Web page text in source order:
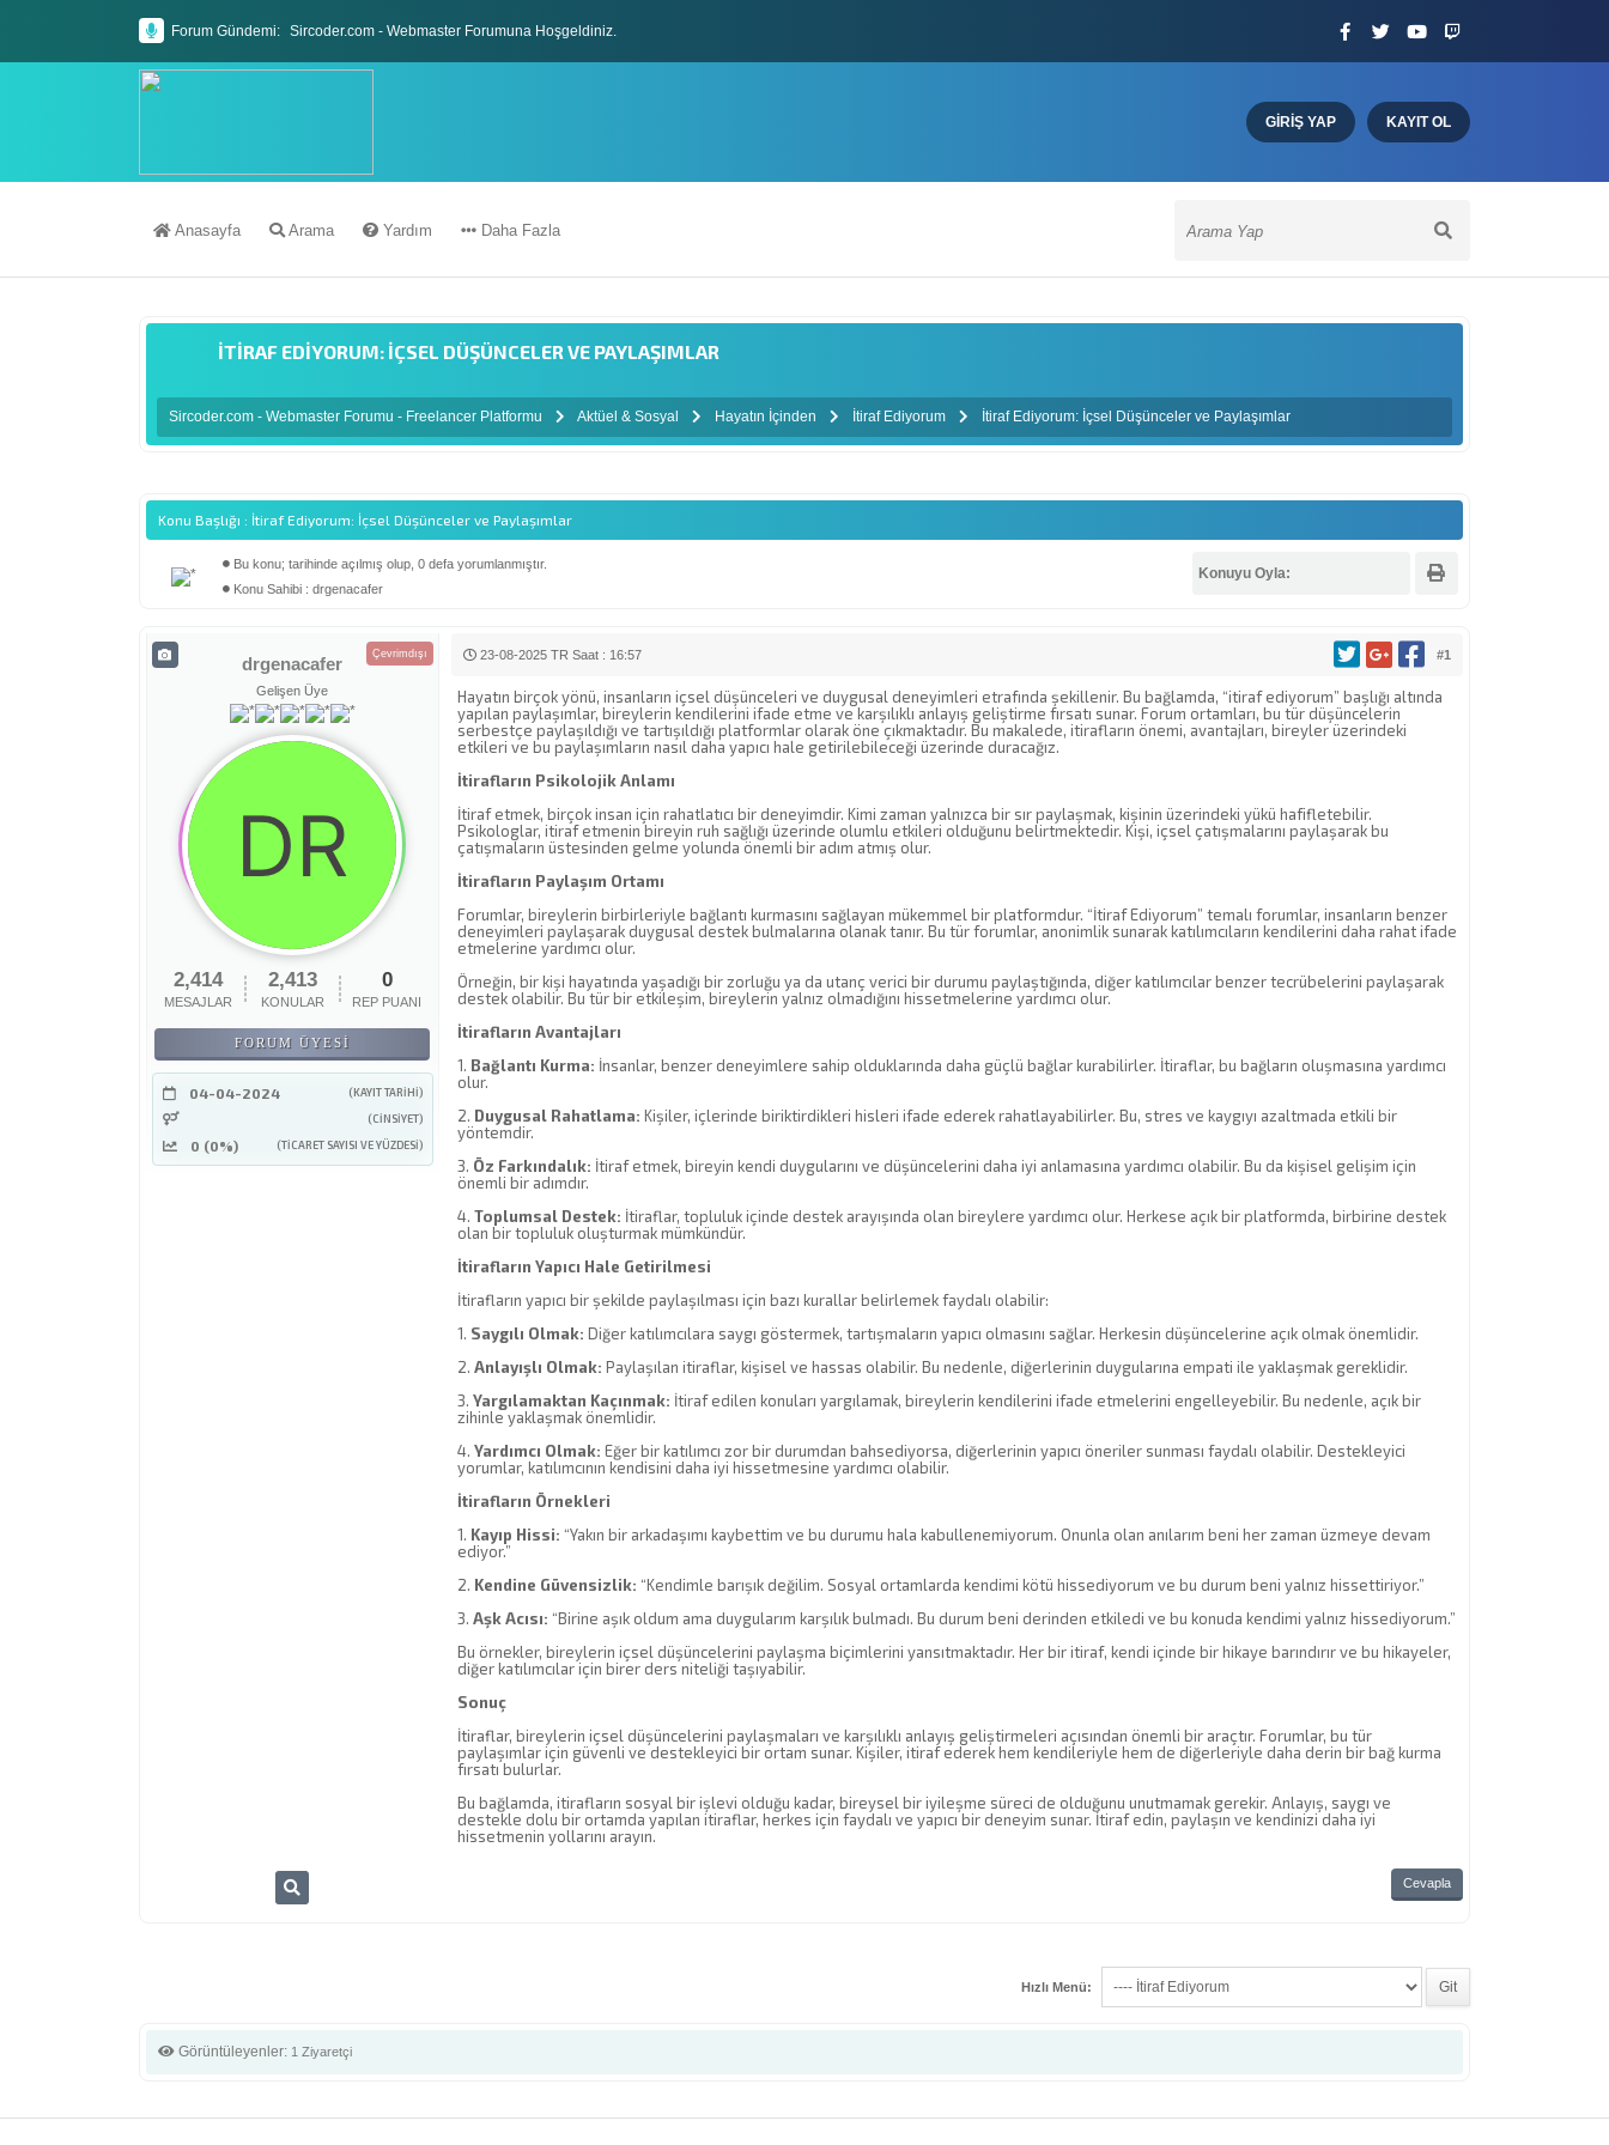
Forum Gündemi: Sircoder.com - Webmaster Forumuna Hoşgeldiniz.
Sircoder.com Webmaster Forumu Kuralları
GIRIŞ YAP KAYIT OL
Anasayfa Arama Yardım Daha Fazla
Sircoder.com - Webmaster Forumu - Freelancer Platformu Aktüel & Sosyal Hayatın İçinden İtiraf Ediyorum İtiraf Ediyorum: İçsel Düşünceler ve Paylaşımlar
İTIRAF EDIYORUM: İÇSEL DÜŞÜNCELER VE PAYLAŞIMLAR
Konu Başlığı : İtiraf Ediyorum: İçsel Düşünceler ve Paylaşımlar
Bu konu; tarihinde açılmış olup, 0 defa yorumlanmıştır.
Konu Sahibi : drgenacafer
Konuyu Oyla:
Derecelendirme: 0/5 - 0 oy
Çevrimdışı
drgenacafer
Gelişen Üye
2,414
MESAJLAR
2,413
KONULAR
0
REP PUANI
FORUM ÜYESI
04-04-2024
(KAYIT TARIHI)
(CINSIYET)
0 (0%) (TICARET SAYISI VE YÜZDESI)
#1
23-08-2025 TR Saat : 16:57
Hayatın birçok yönü, insanların içsel düşünceleri ve duygusal deneyimleri etrafında şekillenir. Bu bağlamda, “itiraf ediyorum” başlığı altında
yapılan paylaşımlar, bireylerin kendilerini ifade etme ve karşılıklı anlayış geliştirme fırsatı sunar. Forum ortamları, bu tür düşüncelerin
serbestçe paylaşıldığı ve tartışıldığı platformlar olarak öne çıkmaktadır. Bu makalede, itirafların önemi, avantajları, bireyler üzerindeki
etkileri ve bu paylaşımların nasıl daha yapıcı hale getirilebileceği üzerinde duracağız.
İtirafların Psikolojik Anlamı
İtiraf etmek, birçok insan için rahatlatıcı bir deneyimdir. Kimi zaman yalnızca bir sır paylaşmak, kişinin üzerindeki yükü hafifletebilir.
Psikologlar, itiraf etmenin bireyin ruh sağlığı üzerinde olumlu etkileri olduğunu belirtmektedir. Kişi, içsel çatışmalarını paylaşarak bu
çatışmaların üstesinden gelme yolunda önemli bir adım atmış olur.
İtirafların Paylaşım Ortamı
Forumlar, bireylerin birbirleriyle bağlantı kurmasını sağlayan mükemmel bir platformdur. “İtiraf Ediyorum” temalı forumlar, insanların benzer
deneyimleri paylaşarak duygusal destek bulmalarına olanak tanır. Bu tür forumlar, anonimlik sunarak katılımcıların kendilerini daha rahat ifade
etmelerine yardımcı olur.
Örneğin, bir kişi hayatında yaşadığı bir zorluğu ya da utanç verici bir durumu paylaştığında, diğer katılımcılar benzer tecrübelerini paylaşarak
destek olabilir. Bu tür bir etkileşim, bireylerin yalnız olmadığını hissetmelerine yardımcı olur.
İtirafların Avantajları
1. Bağlantı Kurma: İnsanlar, benzer deneyimlere sahip olduklarında daha güçlü bağlar kurabilirler. İtiraflar, bu bağların oluşmasına yardımcı
olur.
2. Duygusal Rahatlama: Kişiler, içlerinde biriktirdikleri hisleri ifade ederek rahatlayabilirler. Bu, stres ve kaygıyı azaltmada etkili bir
yöntemdir.
3. Öz Farkındalık: İtiraf etmek, bireyin kendi duygularını ve düşüncelerini daha iyi anlamasına yardımcı olabilir. Bu da kişisel gelişim için
önemli bir adımdır.
4. Toplumsal Destek: İtiraflar, topluluk içinde destek arayışında olan bireylere yardımcı olur. Herkese açık bir platformda, birbirine destek
olan bir topluluk oluşturmak mümkündür.
İtirafların Yapıcı Hale Getirilmesi
İtirafların yapıcı bir şekilde paylaşılması için bazı kurallar belirlemek faydalı olabilir:
1. Saygılı Olmak: Diğer katılımcılara saygı göstermek, tartışmaların yapıcı olmasını sağlar. Herkesin düşüncelerine açık olmak önemlidir.
2. Anlayışlı Olmak: Paylaşılan itiraflar, kişisel ve hassas olabilir. Bu nedenle, diğerlerinin duygularına empati ile yaklaşmak gereklidir.
3. Yargılamaktan Kaçınmak: İtiraf edilen konuları yargılamak, bireylerin kendilerini ifade etmelerini engelleyebilir. Bu nedenle, açık bir
zihinle yaklaşmak önemlidir.
4. Yardımcı Olmak: Eğer bir katılımcı zor bir durumdan bahsediyorsa, diğerlerinin yapıcı öneriler sunması faydalı olabilir. Destekleyici
yorumlar, katılımcının kendisini daha iyi hissetmesine yardımcı olabilir.
İtirafların Örnekleri
1. Kayıp Hissi: “Yakın bir arkadaşımı kaybettim ve bu durumu hala kabullenemiyorum. Onunla olan anılarım beni her zaman üzmeye devam
ediyor.”
2. Kendine Güvensizlik: “Kendimle barışık değilim. Sosyal ortamlarda kendimi kötü hissediyorum ve bu durum beni yalnız hissettiriyor.”
3. Aşk Acısı: “Birine aşık oldum ama duygularım karşılık bulmadı. Bu durum beni derinden etkiledi ve bu konuda kendimi yalnız hissediyorum.”
Bu örnekler, bireylerin içsel düşüncelerini paylaşma biçimlerini yansıtmaktadır. Her bir itiraf, kendi içinde bir hikaye barındırır ve bu hikayeler,
diğer katılımcılar için birer ders niteliği taşıyabilir.
Sonuç
İtiraflar, bireylerin içsel düşüncelerini paylaşmaları ve karşılıklı anlayış geliştirmeleri açısından önemli bir araçtır. Forumlar, bu tür
paylaşımlar için güvenli ve destekleyici bir ortam sunar. Kişiler, itiraf ederek hem kendileriyle hem de diğerleriyle daha derin bir bağ kurma
fırsatı bulurlar.
Bu bağlamda, itirafların sosyal bir işlevi olduğu kadar, bireysel bir iyileşme süreci de olduğunu unutmamak gerekir. Anlayış, saygı ve
destekle dolu bir ortamda yapılan itiraflar, herkes için faydalı ve yapıcı bir deneyim sunar. İtiraf edin, paylaşın ve kendinizi daha iyi
hissetmenin yollarını arayın.
Cevapla
Hızlı Menü:
Görüntüleyenler: 1 Ziyaretçi